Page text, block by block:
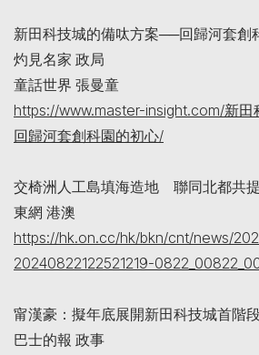
新田科技城的備呔方案──回歸河套創
灼見名家 政局
童話世界 張曼童
https://www.master-insight.com/新
回歸河套創科園的初心/
交椅洲人工島填海造地 聯同北都共
東網 港澳
https://hk.on.cc/hk/bkn/cnt/news/
20240822122521219-
甯漢豪：擬年底展開新田科技城首階
巴士的報 政事